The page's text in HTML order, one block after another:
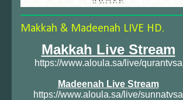
Makkah & Madeenah LIVE HD.
Makkah Live Stream
https://www.aloula.sa/live/qurantvsa
Madeenah Live Stream
https://www.aloula.sa/live/sunnatvsa